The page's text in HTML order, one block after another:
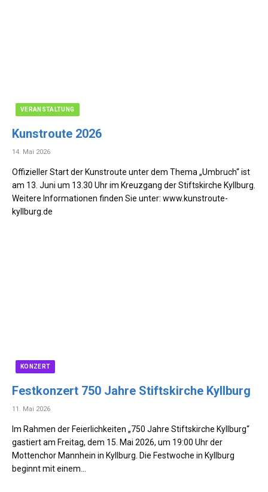
VERANSTALTUNG
Kunstroute 2026
14. Mai 2026
Offizieller Start der Kunstroute unter dem Thema „Umbruch“ ist
am 13. Juni um 13.30 Uhr im Kreuzgang der Stiftskirche Kyllburg.
Weitere Informationen finden Sie unter: www.kunstroute-
kyllburg.de
KONZERT
Festkonzert 750 Jahre Stiftskirche Kyllburg
11. Mai 2026
Im Rahmen der Feierlichkeiten „750 Jahre Stiftskirche Kyllburg“
gastiert am Freitag, dem 15. Mai 2026, um 19:00 Uhr der
Mottenchor Mannhein in Kyllburg. Die Festwoche in Kyllburg
beginnt mit einem…